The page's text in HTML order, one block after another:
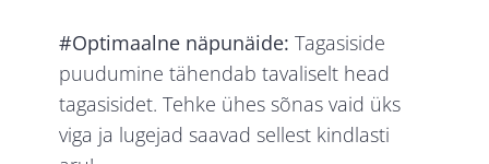
#Optimaalne näpunäide:Tagasiside
puudumine tähendab tavaliselt head
tagasisidet. Tehke ühes sõnas vaid üks
viga ja lugejad saavad sellest kindlasti